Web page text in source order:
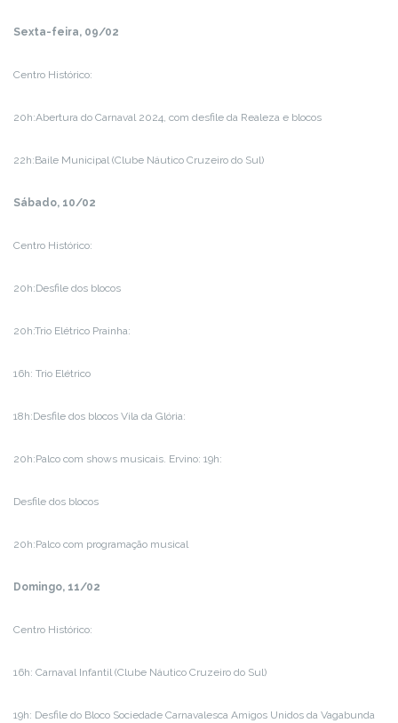
Sexta-feira, 09/02
Centro Histórico:
20h:Abertura do Carnaval 2024, com desfile da Realeza e blocos
22h:Baile Municipal (Clube Náutico Cruzeiro do Sul)
Sábado, 10/02
Centro Histórico:
20h:Desfile dos blocos
20h:Trio Elétrico Prainha:
16h: Trio Elétrico
18h:Desfile dos blocos Vila da Glória:
20h:Palco com shows musicais. Ervino: 19h:
Desfile dos blocos
20h:Palco com programação musical
Domingo, 11/02
Centro Histórico:
16h: Carnaval Infantil (Clube Náutico Cruzeiro do Sul)
19h: Desfile do Bloco Sociedade Carnavalesca Amigos Unidos da Vagabunda